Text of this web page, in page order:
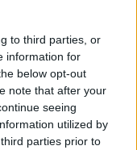
to third parties, or
information for
below opt-out
note that after your
seeing
utilized by
parties prior to
produkt?
výrobcu
rozmer podstavy je